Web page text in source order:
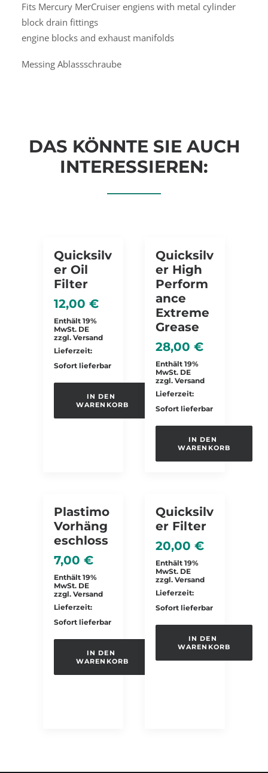
Fits Mercury MerCruiser engiens with metal cylinder
block drain fittings
engine blocks and exhaust manifolds
Messing Ablassschraube
DAS KÖNNTE SIE AUCH
INTERESSIEREN:
Quicksilv
Er Oil
Filter
12,00 €
Enthält 19%
MwSt. DE
zzgl. Versand
Lieferzeit:
Sofort lieferbar
IN DEN
WARENKORB
Quicksilv
Er High
Perform
Ance
Extreme
Grease
28,00 €
Enthält 19%
MwSt. DE
zzgl. Versand
Lieferzeit:
Sofort lieferbar
IN DEN
WARENKORB
Plastimo
Vorhäng
Eschloss
7,00 €
Enthält 19%
MwSt. DE
zzgl. Versand
Lieferzeit:
Sofort lieferbar
IN DEN
WARENKORB
Quicksilv
Er Filter
20,00 €
Enthält 19%
MwSt. DE
zzgl. Versand
Lieferzeit:
Sofort lieferbar
IN DEN
WARENKORB